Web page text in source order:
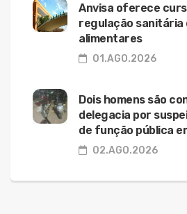
Anvisa oferece
regulação sanitária
alimentares
01.AGO.2026
Dois homens são
delegacia por
de função pública
02.AGO.2026